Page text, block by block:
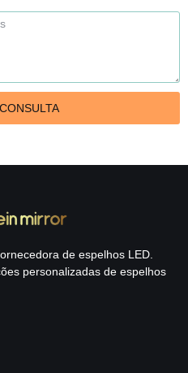
de espelhos LED.
personalizadas de espelhos